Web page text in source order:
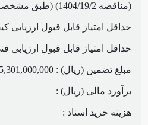
(مناقصه 1404/19/2) (طبق مشخصات فنی)
حداقل امتیاز قابل قبول ارزیابی کیفی :
حداقل امتیاز قابل قبول ارزیابی فنی/
مبلغ تضمین (ریال) : 5,301,000,000
برآورد مالی (ریال) :
هزینه خرید اسناد :